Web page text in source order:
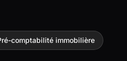
comptabilité immobilière